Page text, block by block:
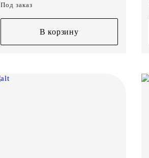
Под заказ
В корзину